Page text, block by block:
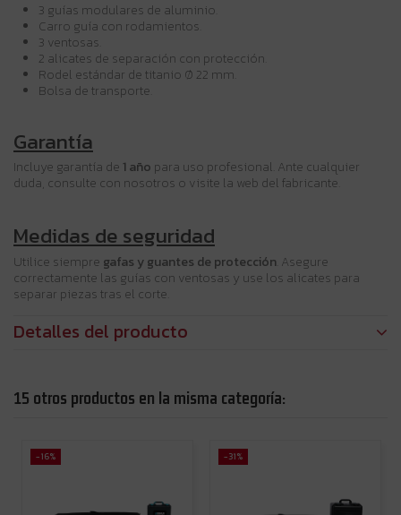
3 guías modulares de aluminio.
Carro guía con rodamientos.
3 ventosas.
2 alicates de separación con protección.
Rodel estándar de titanio Ø 22 mm.
Bolsa de transporte.
Garantía
Incluye garantía de 1 año para uso profesional. Ante cualquier
duda, consulte con nosotros o visite la web del fabricante.
Medidas de seguridad
Utilice siempre gafas y guantes de protección . Asegure
correctamente las guías con ventosas y use los alicates para
separar piezas tras el corte.
Detalles del producto
15 otros productos en la misma categoría:
-16% -31%